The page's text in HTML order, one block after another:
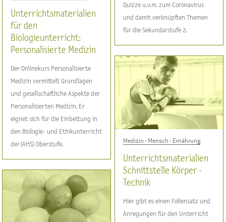
Quizze u.v.m. zum Coronavirus
und damit verknüpften Themen
für die Sekundarstufe 2.
Unterrichtsmaterialien
für den
Biologieunterricht:
Personalisierte Medizin
Der Onlinekurs Personalisierte
Medizin vermittelt Grundlagen
und gesellschaftliche Aspekte der
Personalisierten Medizin. Er
eignet sich für die Einbettung in
den Biologie- und Ethikunterricht
der (AHS) Oberstufe.
Medizin - Mensch - Ernährung
Unterrichtsmaterialien
Schnittstelle Körper -
Technik
Hier gibt es einen Foliensatz und
Anregungen für den Unterricht